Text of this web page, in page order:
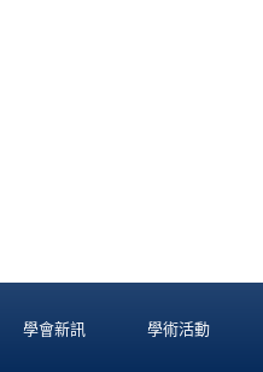
學會新訊 學術活動